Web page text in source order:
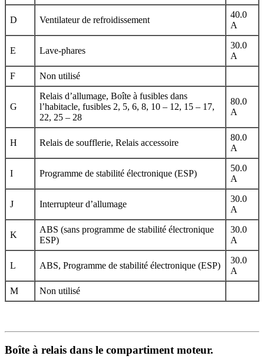
D Ventilateur de refroidissement
40.0
A
E Lave-phares
30.0
A
F
Non utilisé
G
Relais d’allumage, Boîte à fusibles dans
l’habitacle, fusibles 2, 5, 6, 8, 10 – 12, 15 – 17,
22, 25 – 28
80.0
A
H Relais de soufflerie, Relais accessoire
80.0
A
I Programme de stabilité électronique (ESP)
50.0
A
J Interrupteur d’allumage
30.0
A
K
ABS (sans programme de stabilité électronique
ESP)
30.0
A
L ABS, Programme de stabilité électronique (ESP)
30.0
A
M
Non utilisé
Boîte à relais dans le compartiment moteur.